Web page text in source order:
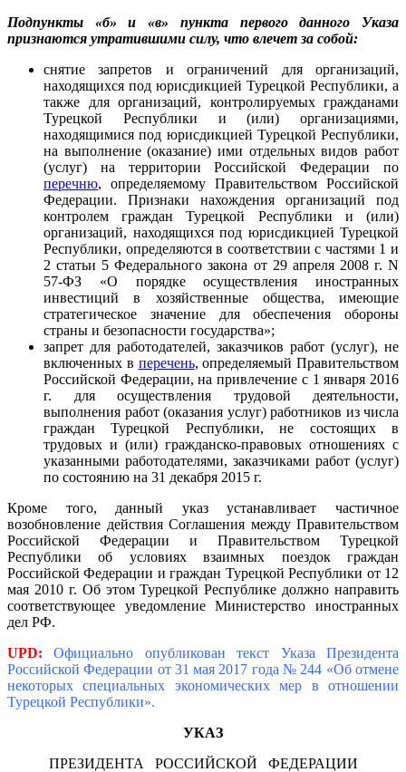
Подпункты «б» и «в» пункта первого данного Указа
признаются утратившими силу, что влечет за собой:
снятие запретов и ограничений для организаций,
находящихся под юрисдикцией Турецкой Республики, а
также для организаций, контролируемых гражданами
Турецкой Республики и (или) организациями,
находящимися под юрисдикцией Турецкой Республики,
на выполнение (оказание) ими отдельных видов работ
(услуг) на территории Российской Федерации по
перечню, определяемому Правительством Российской
Федерации. Признаки нахождения организаций под
контролем граждан Турецкой Республики и (или)
организаций, находящихся под юрисдикцией Турецкой
Республики, определяются в соответствии с частями 1 и
2 статьи 5 Федерального закона от 29 апреля 2008 г. N
57-ФЗ «О порядке осуществления иностранных
инвестиций в хозяйственные общества, имеющие
стратегическое значение для обеспечения обороны
страны и безопасности государства»;
запрет для работодателей, заказчиков работ (услуг), не
включенных в перечень, определяемый Правительством
Российской Федерации, на привлечение с 1 января 2016
г. для осуществления трудовой деятельности,
выполнения работ (оказания услуг) работников из числа
граждан Турецкой Республики, не состоящих в
трудовых и (или) гражданско-правовых отношениях с
указанными работодателями, заказчиками работ (услуг)
по состоянию на 31 декабря 2015 г.
Кроме того, данный указ устанавливает частичное
возобновление действия Соглашения между Правительством
Российской Федерации и Правительством Турецкой
Республики об условиях взаимных поездок граждан
Российской Федерации и граждан Турецкой Республики от 12
мая 2010 г. Об этом Турецкой Республике должно направить
соответствующее уведомление Министерство иностранных
дел РФ.
UPD:
Официально опубликован текст Указа Президента
Российской Федерации от 31 мая 2017 года № 244 «Об отмене
некоторых специальных экономических мер в отношении
Турецкой Республики».
УКАЗ
ПРЕЗИДЕНТА РОССИЙСКОЙ ФЕДЕРАЦИИ